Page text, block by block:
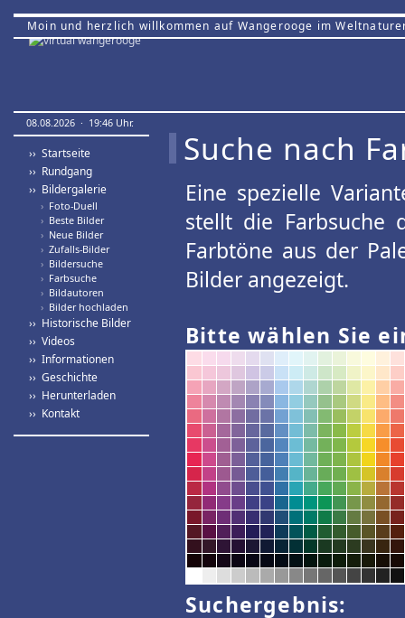
Moin und herzlich willkommen auf Wangerooge im
08.08.2026 · 19:46 Uhr.
›› Startseite
›› Rundgang
›› Bildergalerie
› Foto-Duell
› Beste Bilder
› Neue Bilder
› Zufalls-Bilder
› Bildersuche
› Farbsuche
› Bildautoren
› Bilder hochladen
›› Historische Bilder
›› Videos
›› Informationen
›› Geschichte
›› Herunterladen
›› Kontakt
Suche nach
Eine spezielle
stellt die Farbsuche
Farbtöne aus der
Bilder angezeigt.
Bitte wählen Sie
Suchergebnis: